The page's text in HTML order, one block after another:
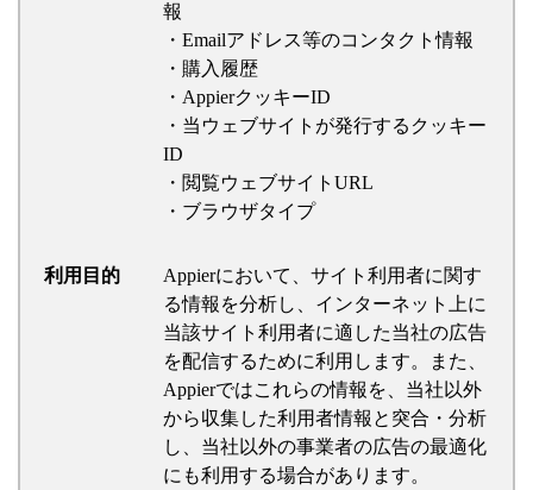
報
・Emailアドレス等のコンタクト情報
・購入履歴
・AppierクッキーID
・当ウェブサイトが発行するクッキー
ID
・閲覧ウェブサイトURL
・ブラウザタイプ
利用目的
Appierにおいて、サイト利用者に関す
る情報を分析し、インターネット上に
当該サイト利用者に適した当社の広告
を配信するために利用します。また、
Appierではこれらの情報を、当社以外
から収集した利用者情報と突合・分析
し、当社以外の事業者の広告の最適化
にも利用する場合があります。